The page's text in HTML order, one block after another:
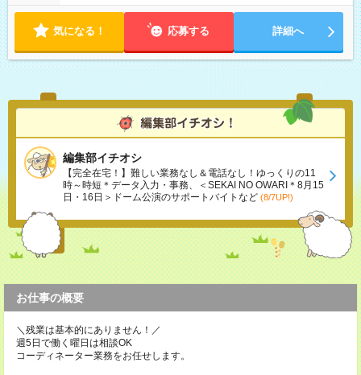
気になる！ 応募する 詳細へ
編集部イチオシ
【完全在宅！】難しい業務なし＆電話なし！ゆっくりの11
時～時短＊データ入力・事務、＜SEKAI NO OWARI＊8月15
日・16日＞ドーム公演のサポートバイトなど (8/7UP!)
お仕事の概要
＼残業は基本的にありません！／
週5日で働く曜日は相談OK
コーディネーター業務をお任せします。